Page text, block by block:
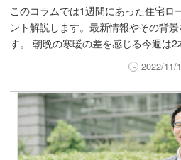
このコラムでは1週間にあった住宅ロ
ント解説します。最新情報やその背
す。 朝晩の寒暖の差を感じる今週は
2022/11/